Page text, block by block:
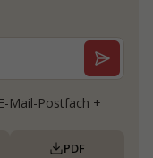
Mail-Postfach +
PDF